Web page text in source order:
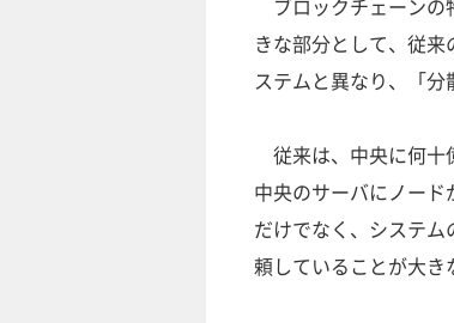
きな部分として、従
ステムと異なり、「分
従来は、中央に何十
中央のサーバにノー
だけでなく、システ
頼していることが大き